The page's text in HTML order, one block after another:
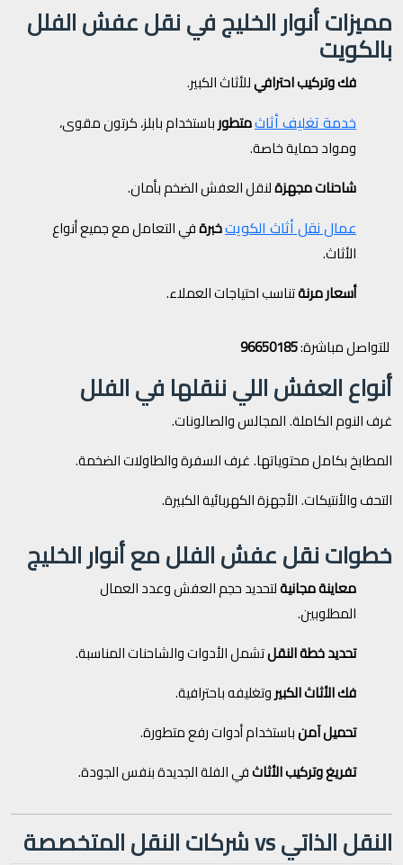
مميزات أنوار الخليج في نقل عفش الفلل
بالكويت
فك وتركيب احترافيللأثاث الكبير.
خدمة تغليف أثاثمتطورباستخدام بابلز، كرتون مقوى،
ومواد حماية خاصة.
شاحنات مجهزةلنقل العفش الضخم بأمان.
عمال نقل أثاث الكويتخبرةفي التعامل مع جميع أنواع
الأثاث.
أسعار مرنةتناسب احتياجات العملاء.
للتواصل مباشرة:96650185
أنواع العفش اللي ننقلها في الفلل
غرف النوم الكاملة.المجالس والصالونات.
المطابخ بكامل محتوياتها.غرف السفرة والطاولات الضخمة.
التحف والأنتيكات.الأجهزة الكهربائية الكبيرة.
خطوات نقل عفش الفلل مع أنوار الخليج
معاينة مجانيةلتحديد حجم العفش وعدد العمال
المطلوبين.
تحديد خطة النقلتشمل الأدوات والشاحنات المناسبة.
فك الأثاث الكبيروتغليفه باحترافية.
تحميل آمنباستخدام أدوات رفع متطورة.
تفريغ وتركيب الأثاثفي الفلة الجديدة بنفس الجودة.
النقل الذاتي vs شركات النقل المتخصصة